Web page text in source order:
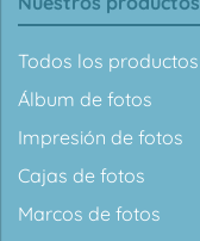
Todos los productos
Álbum de fotos
Impresión de fotos
Cajas de fotos
Marcos de fotos